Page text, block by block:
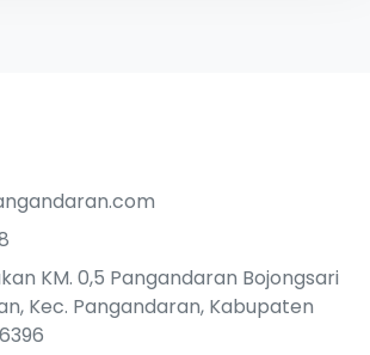
KM. 0,5 Pangandaran Bojongsari
Kec. Pangandaran, Kabupaten